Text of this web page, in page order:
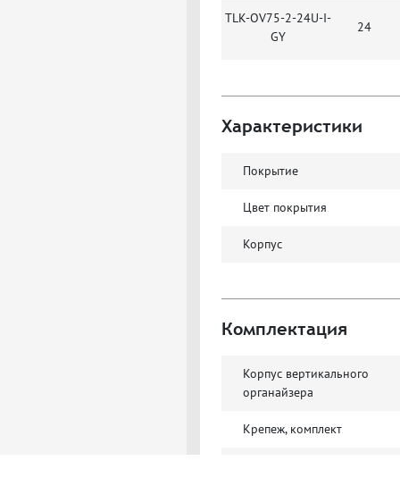
TLK-OV75-2-24U-I-
GY
24
Характеристики
Покрытие
Цвет покрытия
Корпус
Комплектация
Корпус вертикального
органайзера
Крепеж, комплект